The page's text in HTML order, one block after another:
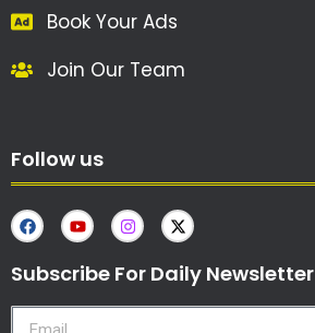
Book Your Ads
Join Our Team
Follow us
Subscribe For Daily Newsletter